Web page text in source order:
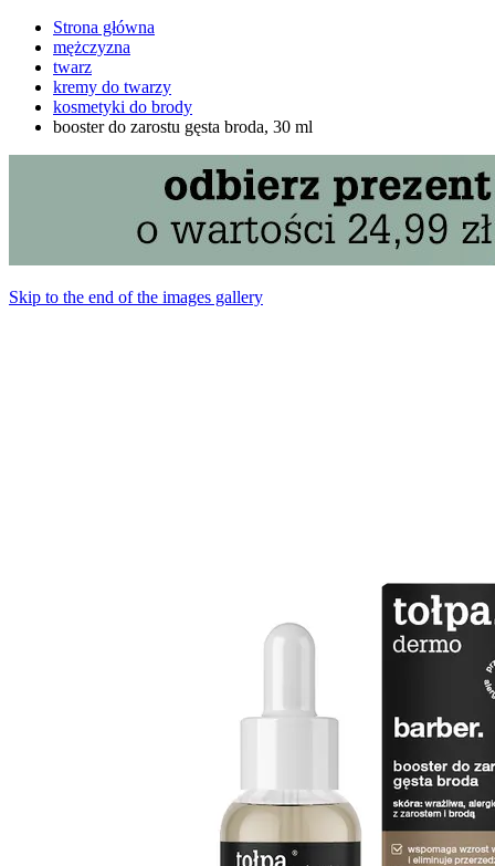
Strona główna
mężczyzna
twarz
kremy do twarzy
kosmetyki do brody
booster do zarostu gęsta broda, 30 ml
Skip to the end of the images gallery